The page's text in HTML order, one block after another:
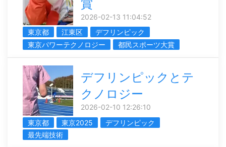
賞
2026-02-13 11:04:52
東京都
江東区
デフリンピック
東京パワーテクノロジー
都民スポーツ大賞
デフリンピックとテ
クノロジー
2026-02-10 12:26:10
東京都
東京2025
デフリンピック
最先端技術